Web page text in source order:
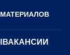
ВАКАНСИИ